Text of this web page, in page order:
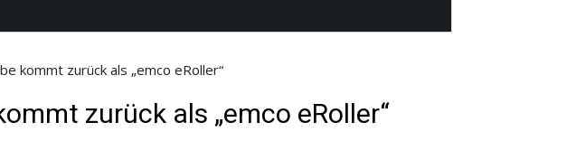
kommt zurück als „emco eRoller“
zurück als „emco eRoller“